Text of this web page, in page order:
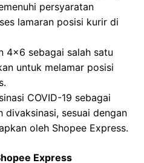
persyaratan
lamaran posisi kurir di
4×6 sebagai salah satu
untuk melamar posisi
COVID-19 sebagai
divaksinasi, sesuai dengan
oleh Shopee Express.
Express